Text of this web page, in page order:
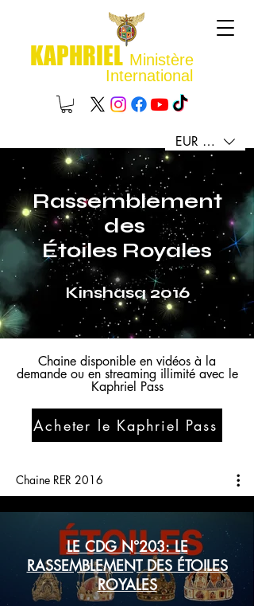
KAPHRIEL Ministère
International
EUR (€)
Rassemblement
des
Étoiles Royales
Kinshasa 2016
Chaine disponible en vidéos à la
demande ou en streaming illimité avec le
Kaphriel Pass
Acheter le Kaphriel Pass
Chaine RER 2016
LE CDG N°203: LE
RASSEMBLEMENT DES ÉTOILES
ROYALES